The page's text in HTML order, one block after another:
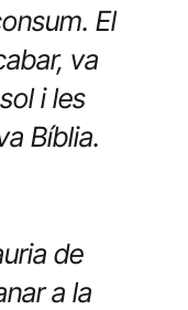
El
va
i les
Bíblia.
de
a la